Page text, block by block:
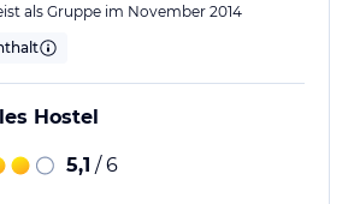
als Gruppe im November 2014
Hostel
5,1 / 6